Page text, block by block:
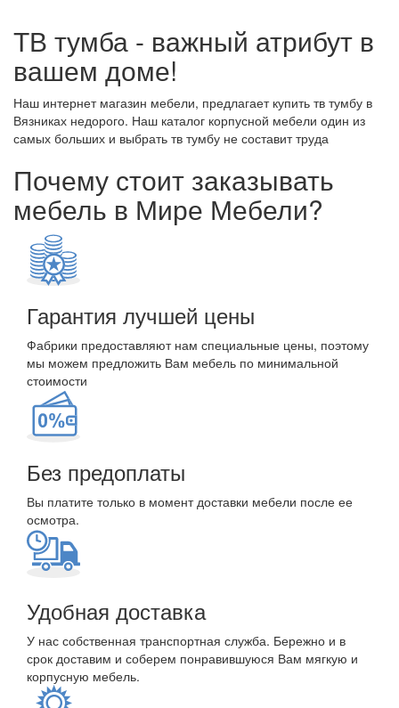
ТВ тумба - важный атрибут в
вашем доме!
Наш интернет магазин мебели, предлагает купить тв тумбу в
Вязниках недорого. Наш каталог корпусной мебели один из
самых больших и выбрать тв тумбу не составит труда
Почему стоит заказывать
мебель в Мире Мебели?
Гарантия лучшей цены
Фабрики предоставляют нам специальные цены, поэтому
мы можем предложить Вам мебель по минимальной
стоимости
Без предоплаты
Вы платите только в момент доставки мебели после ее
осмотра.
Удобная доставка
У нас собственная транспортная служба. Бережно и в
срок доставим и соберем понравившуюся Вам мягкую и
корпусную мебель.